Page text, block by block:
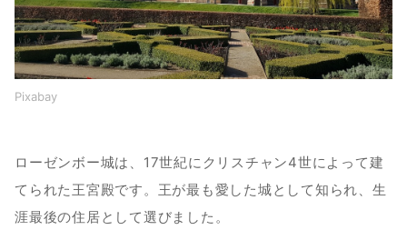
Pixabay
ローゼンボー城は、17世紀にクリスチャン4世によって建
てられた王宮殿です。王が最も愛した城として知られ、生
涯最後の住居として選びました。